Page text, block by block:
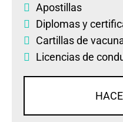
Apostillas
Diplomasy
Cartillas de
Licencias de